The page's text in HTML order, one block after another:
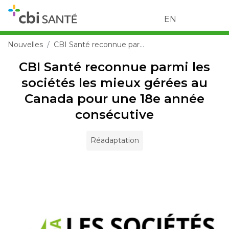
EN
Nouvelles CBI Santé reconnue parmi les sociétés les mieux gérées au Canada pour une 18e année consécutive
CBI Santé reconnue parmi les
sociétés les mieux gérées au
Canada pour une 18e année
consécutive
Réadaptation